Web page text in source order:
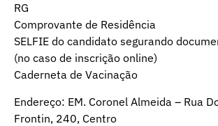
RG
Comprovante de Residência
SELFIE do candidato segurando
(no caso de inscrição online)
Caderneta de Vacinação
Endereço: EM. Coronel Almeida – Rua
Frontin, 240, Centro